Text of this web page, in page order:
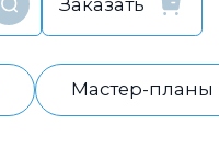
Найти
Мастер-планы